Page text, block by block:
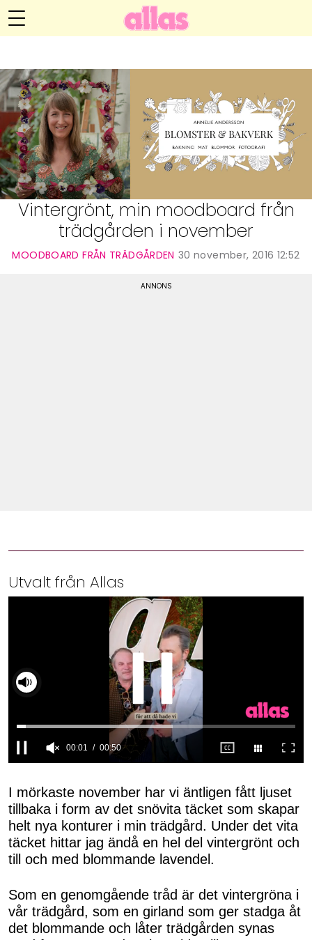
Hälsa
Relationer
Handarbete
Annelie Anderssons blogg
Hem
Om Annelie
Kategorier
Arkiv
Webshop
Vintergrönt, min moodboard från
trädgården i november
MOODBOARD FRÅN TRÄDGÅRDEN 30 november, 2016 12:52
Utvalt från Allas
of
50
seconds
00:02 00:50
I mörkaste november har vi äntligen fått ljuset
tillbaka i form av det snövita täcket som skapar
helt nya konturer i min trädgård. Under det vita
täcket hittar jag ändå en hel del vintergrönt och
till och med blommande lavendel.
Som en genomgående tråd är det vintergröna i
vår trädgård, som en girland som ger stadga åt
det blommande och låter trädgården synas